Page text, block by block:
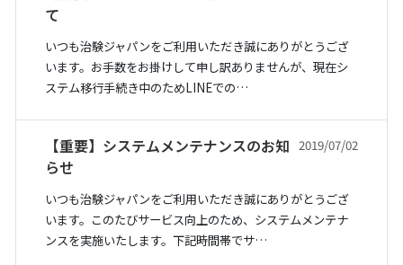
て
いつも治験ジャパンをご利用いただき誠にありがとうござ
います。お手数をお掛けして申し訳ありませんが、現在シ
ステム移行手続き中のためLINEでの…
【重要】システムメンテナンスのお知
らせ
2019/07/02
いつも治験ジャパンをご利用いただき誠にありがとうござ
います。このたびサービス向上のため、システムメンテナ
ンスを実施いたします。下記時間帯でサ…